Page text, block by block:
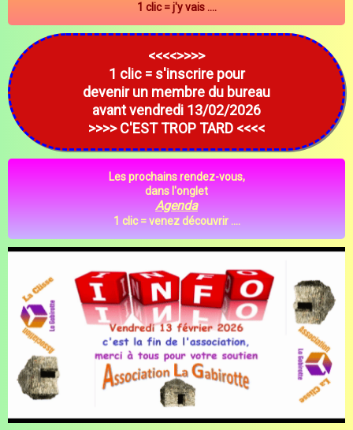
1 clic = j'y vais ....
<<<<>>>>
1 clic = s'inscrire pour
devenir un membre du bureau
avant vendredi 13/02/2026
>>>> C'EST TROP TARD <<<<
Les prochains rendez-vous,
dans l'onglet
Agenda
1 clic = venez découvrir ....